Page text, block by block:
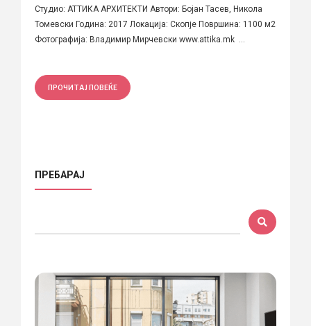
Студио: АТТИКА АРХИТЕКТИ Автори: Бојан Тасев, Никола
Томевски Година: 2017 Локација: Скопје Површина: 1100 м2
Фотографија: Владимир Мирчевски www.attika.mk ...
ПРОЧИТАЈ ПОВЕЌЕ
ПРЕБАРАЈ